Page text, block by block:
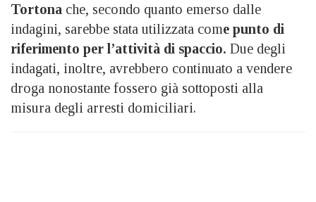
Tortona che, secondo quanto emerso dalle
indagini, sarebbe stata utilizzata come punto di
riferimento per l’attività di spaccio. Due degli
indagati, inoltre, avrebbero continuato a vendere
droga nonostante fossero già sottoposti alla
misura degli arresti domiciliari.